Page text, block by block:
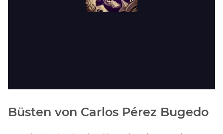
Büsten von Carlos Pérez Bugedo